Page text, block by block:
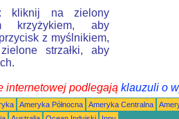
kliknij na zielony
krzyżykiem, aby
z myślnikiem,
strzałki, aby
internetowej podlegają klauzuli o
Ameryka Północna Ameryka Centralna